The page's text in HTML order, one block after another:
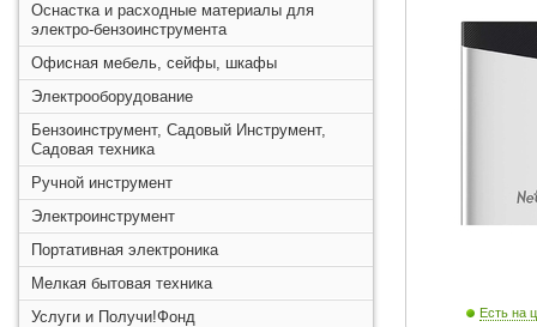
Оснастка и расходные материалы для
электро-бензоинструмента
Офисная мебель, сейфы, шкафы
Электрооборудование
Бензоинструмент, Садовый Инструмент,
Садовая техника
Ручной инструмент
Электроинструмент
Портативная электроника
Мелкая бытовая техника
Услуги и Получи!Фонд
Есть на